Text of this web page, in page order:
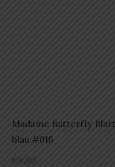
Madame Butterfly
blau #016
€9,90